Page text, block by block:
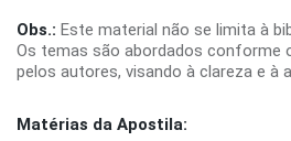
Obs.: Este material não se limita à
Os temas são abordados conforme
pelos autores, visando à clareza e à
Matérias da Apostila: